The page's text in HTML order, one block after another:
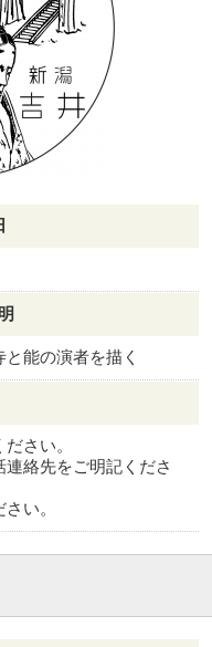
能の演者を描く
さい。
連絡先をご明記くださ
い。